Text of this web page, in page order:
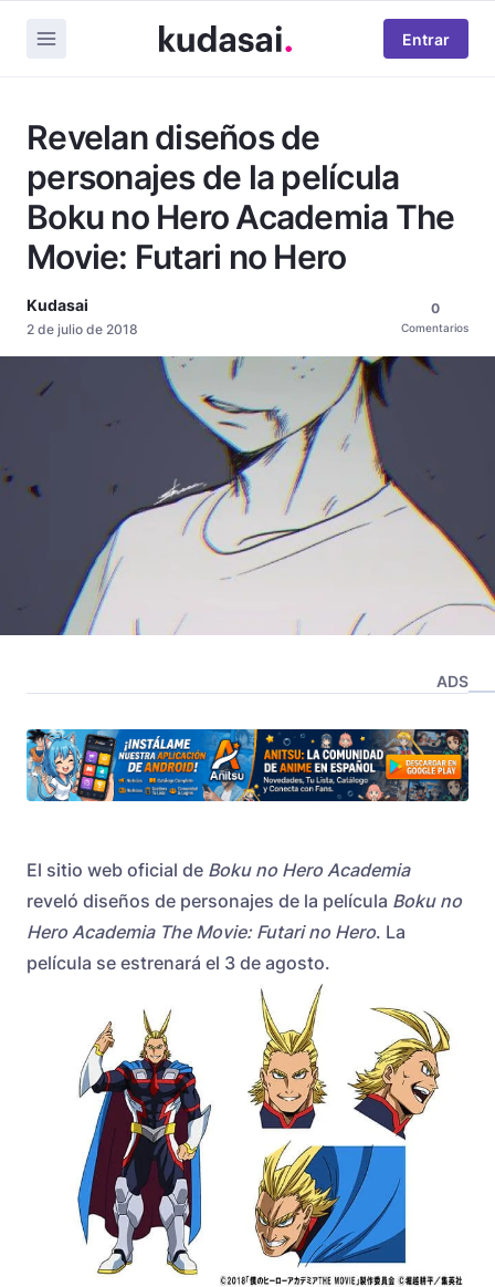
Entrar
Revelan diseños de
personajes de la película
Boku no Hero Academia The
Movie: Futari no Hero
Kudasai
2 de julio de 2018
0
Comentarios
ADS
El sitio web oficial de Boku no Hero Academia
reveló diseños de personajes de la película Boku no
Hero Academia The Movie: Futari no Hero. La
película se estrenará el 3 de agosto.